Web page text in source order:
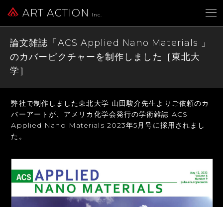
ART ACTION Inc.
論文雑誌「ACS Applied Nano Materials 」
のカバーピクチャーを制作しました［東北大
学］
弊社で制作しました東北大学 山田駿介先生よりご依頼のカ
バーアートが、 アメリカ化学会発行の学術雑誌 ACS
Applied Nano Materials 2023年5月号に採用されまし
た。